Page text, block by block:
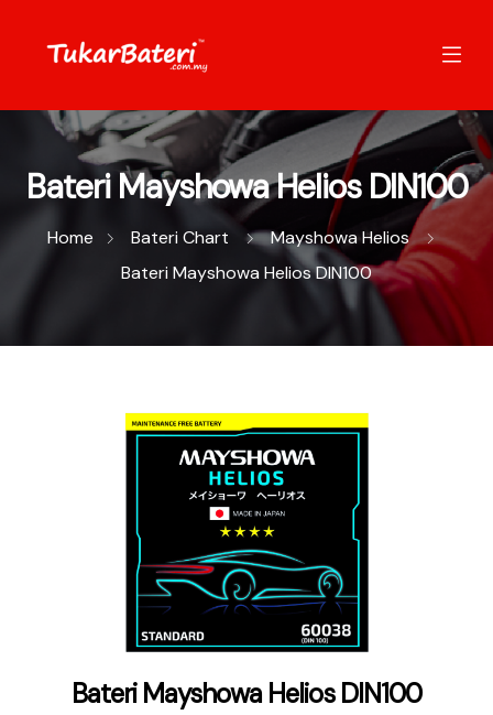
Bateri Mayshowa Helios DIN100
Home Bateri Chart
Mayshowa Helios
Bateri Mayshowa Helios DIN100
Bateri Mayshowa Helios DIN100